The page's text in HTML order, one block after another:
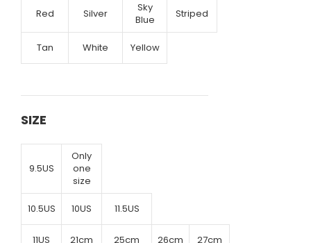
Red Silver
Sky
Blue
Striped
Tan White Yellow
SIZE
9.5US
Only
one
size
10.5US 10US 11.5US
11US 21cm 25cm 26cm 27cm